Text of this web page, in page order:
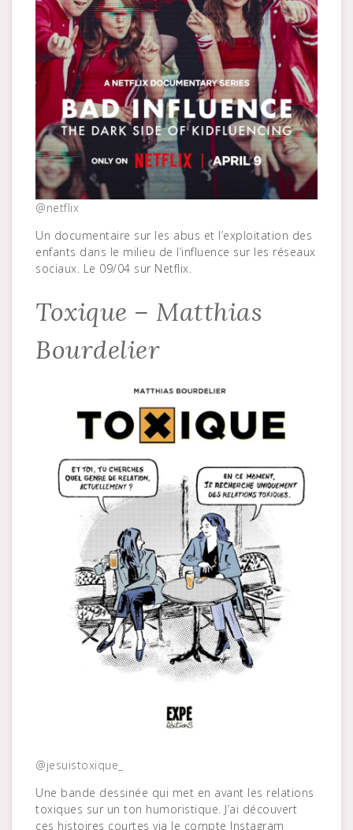
@netflix
Un documentaire sur les abus et l’exploitation des
enfants dans le milieu de l’influence sur les réseaux
sociaux. Le 09/04 sur Netflix.
Toxique – Matthias
Bourdelier
@jesuistoxique_
Une bande dessinée qui met en avant les relations
toxiques sur un ton humoristique. J’ai découvert
ces histoires courtes via le compte Instagram